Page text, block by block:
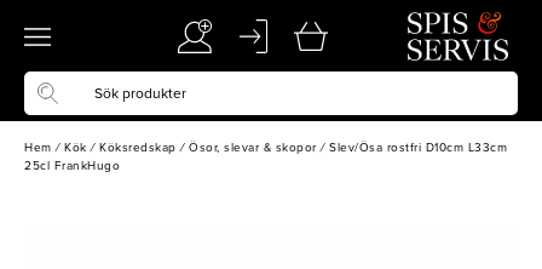
Hem / Kök / Köksredskap / Ösor, slevar & skopor / Slev/Ösa rostfri D10cm L33cm
25cl FrankHugo